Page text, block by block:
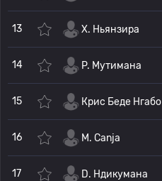
13 Х. Ньянзира
14 P. Мутимана
15 Крис Беде Нгабо
16 M. Canja
17 D. Ндикумана